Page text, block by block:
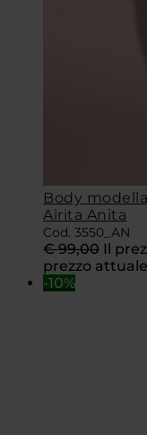
Body
Airita Anita
Cod. 3550_AN
€99,00 Il
prezzo
-10%